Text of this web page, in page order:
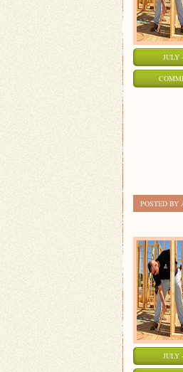
JULY
POSTED BY
JULY